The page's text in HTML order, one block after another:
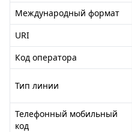
Международный формат
URI
Код оператора
Тип линии
Телефонный мобильный
код